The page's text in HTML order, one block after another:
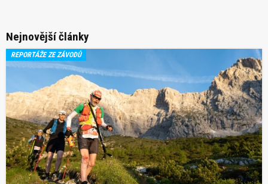
Nejnovější články
REPORTÁŽE ZE ZÁVODŮ